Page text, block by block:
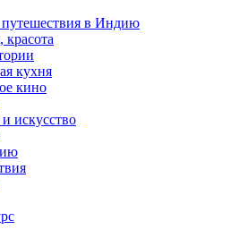
путешествия в Индию
кухня
кино
искусство